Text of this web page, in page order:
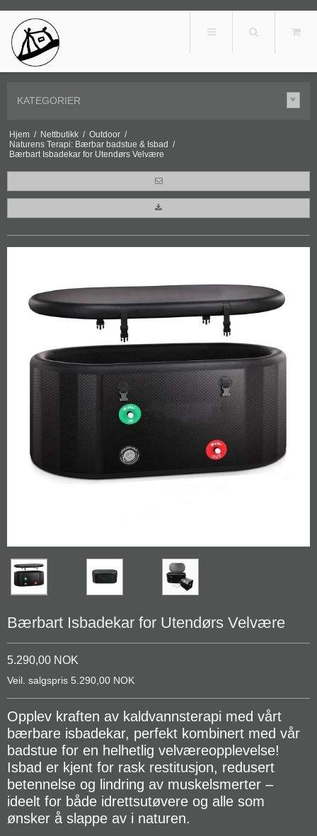
KATEGORIER
Hjem / Nettbutikk / Outdoor /
Naturens Terapi: Bærbar badstue & Isbad /
Bærbart Isbadekar for Utendørs Velvære
Bærbart Isbadekar for Utendørs Velvære
5.290,00 NOK
Veil. salgspris 5.290,00 NOK
Opplev kraften av kaldvannsterapi med vårt
bærbare isbadekar, perfekt kombinert med vår
badstue for en helhetlig velværeopplevelse!
Isbad er kjent for rask restitusjon, redusert
betennelse og lindring av muskelsmerter –
ideelt for både idrettsutøvere og alle som
ønsker å slappe av i naturen.